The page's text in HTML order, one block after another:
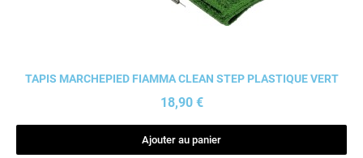
Aperçu rapide
TAPIS MARCHEPIED FIAMMA CLEAN STEP PLASTIQUE VERT
18,90 €
Ajouter au panier